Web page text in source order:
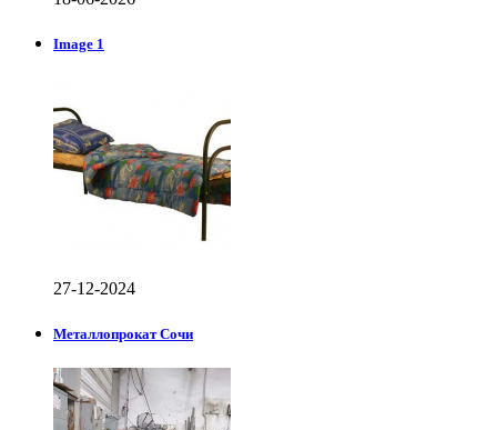
Image 1
27-12-2024
Металлопрокат Сочи